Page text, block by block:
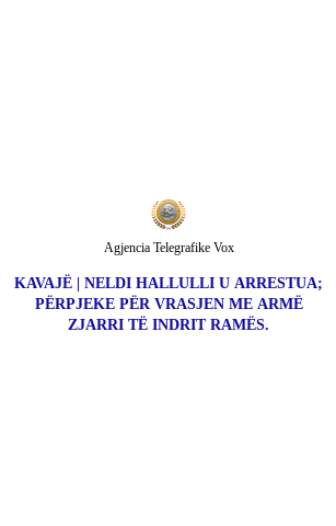
KAVAJË | NELDI HALLULLI U ARRESTUA;
PËRPJEKE PËR VRASJEN ME ARMË
ZJARRI TË INDRIT RAMËS.
Agjencia Telegrafike Vox